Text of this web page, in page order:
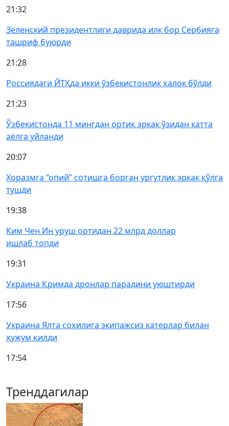
21:32
Зеленский президентлиги даврида илк бор Сербияга
ташриф буюрди
21:28
Россиядаги ЙТҲда икки ўзбекистонлик ҳалок бўлди
21:23
Ўзбекистонда 11 мингдан ортиқ эркак ўзидан катта
аёлга уйланди
20:07
Хоразмга “опий” сотишга борган ургутлик эркак қўлга
тушди
19:38
Ким Чен Ин уруш ортидан 22 млрд доллар
ишлаб топди
19:31
Украина Қримда дронлар парадини уюштирди
17:56
Украина Ялта соҳилига экипажсиз катерлар билан
ҳужум қилди
17:54
Тренддагилар